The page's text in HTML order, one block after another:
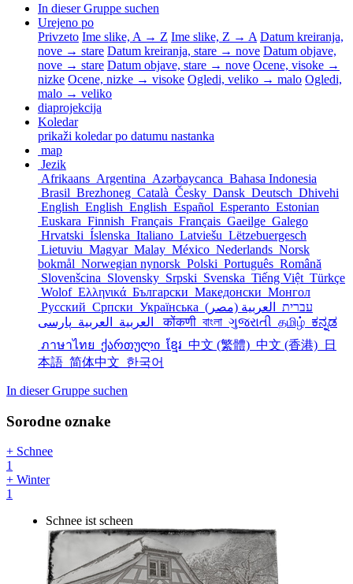
In dieser Gruppe suchen
Urejeno po
Privzeto Ime slike, A → Z Ime slike, Z → A Datum kreiranja,
nove → stare Datum kreiranja, stare → nove Datum objave,
nove → stare Datum objave, stare → nove Ocene, visoke →
nizke Ocene, nizke → visoke Ogledi, veliko → malo Ogledi,
malo → veliko
diaprojekcija
Koledar
prikaži koledar po datumu nastanka
map
Jezik
Afrikaans Argentina Azərbaycanca Bahasa Indonesia
Brasil Brezhoneg Català Česky Dansk Deutsch Dhivehi
English English English Español Esperanto Estonian
Euskara Finnish Français Français Gaeilge Galego
Hrvatski Íslenska Italiano Latviešu Lëtzebuergesch
Lietuviu Magyar Malay México Nederlands Norsk
bokmål Norwegian nynorsk Polski Português Română
Slovenšcina Slovensky Srpski Svenska Tiếng Việt Türkçe
Wolof Ελληνικά Български Македонски Монгол
Русский Српски Українська עברית
العربية (مصر)
العربية
العربية कोंकणी বাংলা ગુજરાતી தமிழ் ಕನ್ನಡ
ภาษาไทย ქართული ខ្មែរ 中文 (繁體) 中文 (香港)
日
本語 简体中文 한국어
In dieser Gruppe suchen
Sorodne oznake
+ Schnee
1
+ Winter
1
Schnee ist scheen